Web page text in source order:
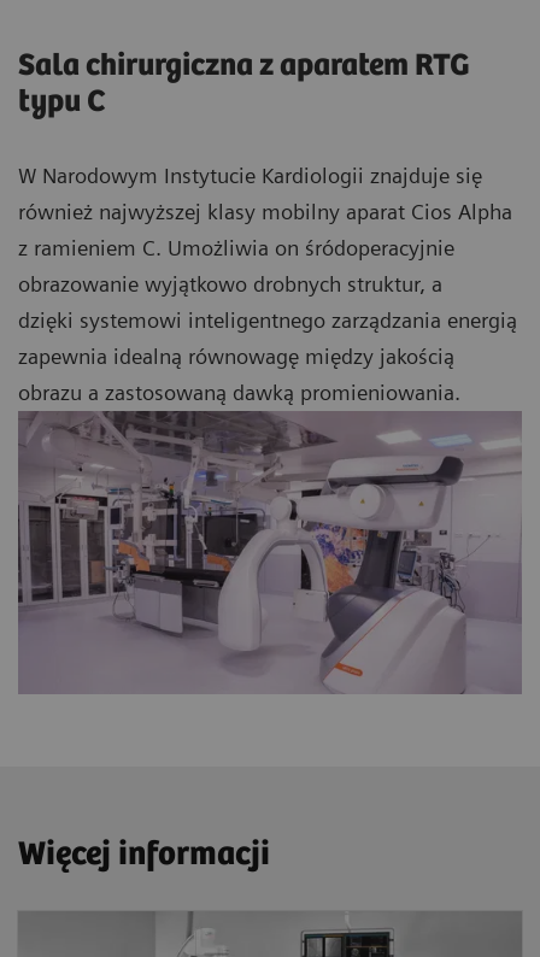
Sala chirurgiczna z aparatem RTG
typu C
W Narodowym Instytucie Kardiologii znajduje się
również najwyższej klasy mobilny aparat Cios Alpha
z ramieniem C. Umożliwia on śródoperacyjnie
obrazowanie wyjątkowo drobnych struktur, a
dzięki systemowi inteligentnego zarządzania energią
zapewnia idealną równowagę między jakością
obrazu a zastosowaną dawką promieniowania.
Więcej informacji